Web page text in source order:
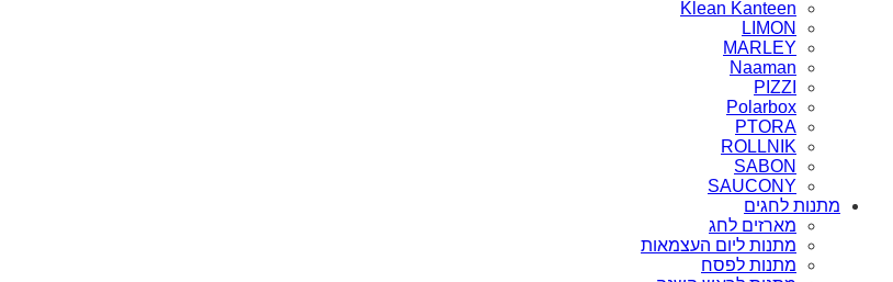
Klean Kanteen
LIMON
MARLEY
Naaman
PIZZI
Polarbox
PTORA
ROLLNIK
SABON
SAUCONY
מתנות לחגים
מארזים לחג
מתנות ליום העצמאות
מתנות לפסח